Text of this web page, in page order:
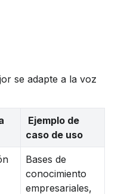
caso de uso
Bases de
conocimiento
empresariales,